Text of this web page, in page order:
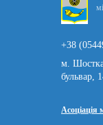
+38
м.
бульвар,
Асоціація